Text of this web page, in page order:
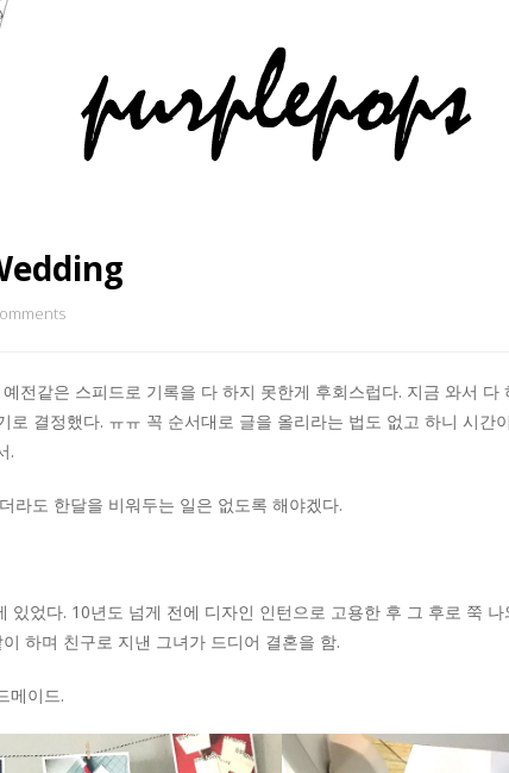
전같은 스피드로 기록을 다 하지 못한게 후회스럽다. 지금 와서 다
결정했다. ㅠㅠ 꼭 순서대로 글을 올리라는 법도 없고 하니 시간
.
라도 한달을 비워두는 일은 없도록 해야겠다.
있었다. 10년도 넘게 전에 디자인 인턴으로 고용한 후 그 후로 쭉
하며 친구로 지낸 그녀가 드디어 결혼을 함.
메이드.